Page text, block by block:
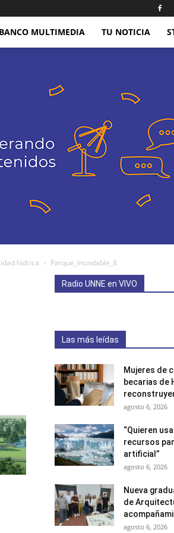
BANCO MULTIMEDIA TU NOTICIA
hídrica Parque_Inundable_8
Radio UNNE en VIVO
Las más leídas
Mujeres de
becarias de
agosto 6, 2026
“Quieren
recursos
artificial”
agosto 6, 2026
Nueva
de
agosto 6, 2026